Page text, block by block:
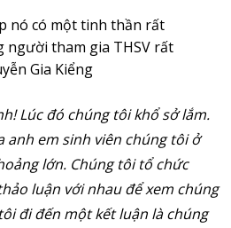
nó có một tinh thần rất
người tham gia THSV rất
Gia Kiểng
Lúc đó chúng tôi khổ sở lắm.
anh em sinh viên chúng tôi ở
lớn. Chúng tôi tổ chức
luận với nhau để xem chúng
đi đến một kết luận là chúng